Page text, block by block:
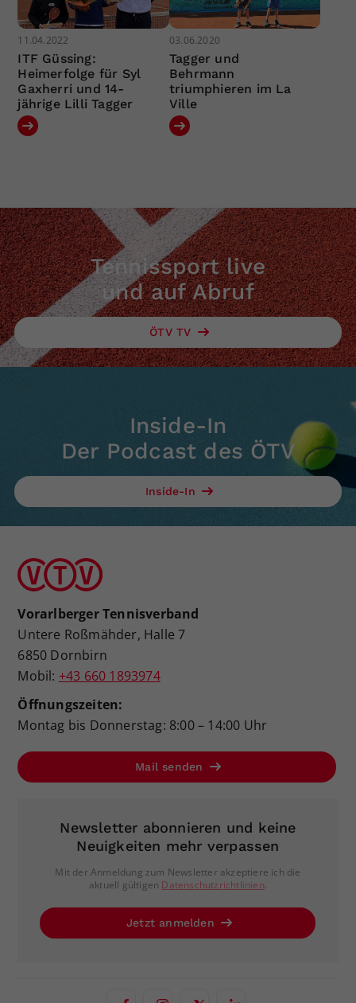
11.04.2022
ITF Güssing:
Heimerfolge für Syl
Gaxherri und 14-
jährige Lilli Tagger
03.06.2020
Tagger und
Behrmann
triumphieren im La
Ville
Tennissport live
und auf Abruf
ÖTV TV
Inside-In
Der Podcast des ÖTV
Inside-In
Vorarlberger Tennisverband
Untere Roßmähder, Halle 7
6850 Dornbirn
Mobil: +43 660 1893974
Öffnungszeiten:
Montag bis Donnerstag: 8:00 – 14:00 Uhr
Mail senden
Newsletter abonnieren und keine
Neuigkeiten mehr verpassen
Mit der Anmeldung zum Newsletter akzeptiere ich die
aktuell gültigen Datenschutzrichtlinien.
Jetzt anmelden